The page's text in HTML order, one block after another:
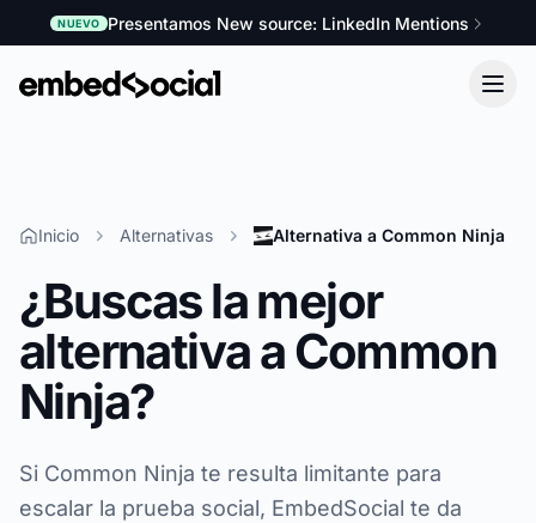
NUEVO Presentamos New source: LinkedIn Mentions
Inicio Alternativas Alternativa a Common Ninja
¿Buscas la mejor
alternativa a Common
Ninja?
Si Common Ninja te resulta limitante para
escalar la prueba social, EmbedSocial te da